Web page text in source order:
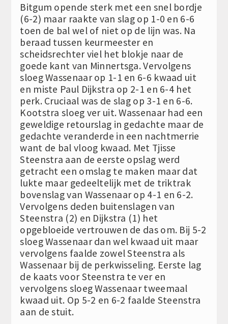
Bitgum opende sterk met een snel bordje
(6-2) maar raakte van slag op 1-0 en 6-6
toen de bal wel of niet op de lijn was. Na
beraad tussen keurmeester en
scheidsrechter viel het blokje naar de
goede kant van Minnertsga. Vervolgens
sloeg Wassenaar op 1-1 en 6-6 kwaad uit
en miste Paul Dijkstra op 2-1 en 6-4 het
perk. Cruciaal was de slag op 3-1 en 6-6.
Kootstra sloeg ver uit. Wassenaar had een
geweldige retourslag in gedachte maar de
gedachte veranderde in een nachtmerrie
want de bal vloog kwaad. Met Tjisse
Steenstra aan de eerste opslag werd
getracht een omslag te maken maar dat
lukte maar gedeeltelijk met de triktrak
bovenslag van Wassenaar op 4-1 en 6-2.
Vervolgens deden buitenslagen van
Steenstra (2) en Dijkstra (1) het
opgebloeide vertrouwen de das om. Bij 5-2
sloeg Wassenaar dan wel kwaad uit maar
vervolgens faalde zowel Steenstra als
Wassenaar bij de perkwisseling. Eerste lag
de kaats voor Steenstra te ver en
vervolgens sloeg Wassenaar tweemaal
kwaad uit. Op 5-2 en 6-2 faalde Steenstra
aan de stuit.